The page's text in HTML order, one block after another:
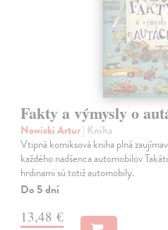
Fakty a výmysly o
Nowicki Artur| Kniha
Vtipná komiksová kniha plná
každého nadšenca automobilov
hrdinami sú totiž automobily.
Do 5 dní
13,48 €